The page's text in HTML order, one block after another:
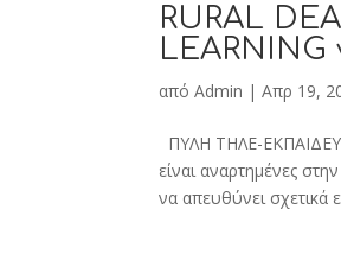
RURAL
απόAdmin |Απρ 19,
ΠΥΛΗ ΤΗΛΕ-
είναι αναρτημένες
να απευθύνει σχετικά